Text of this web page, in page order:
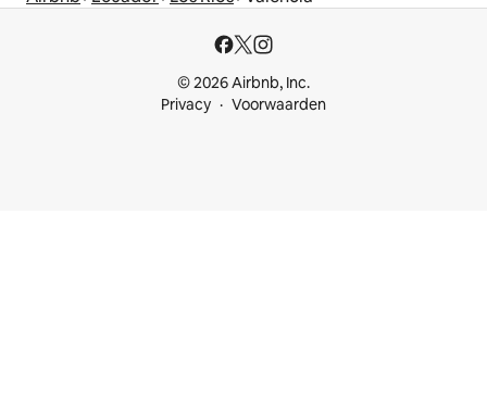
© 2026 Airbnb, Inc.
Privacy
Voorwaarden